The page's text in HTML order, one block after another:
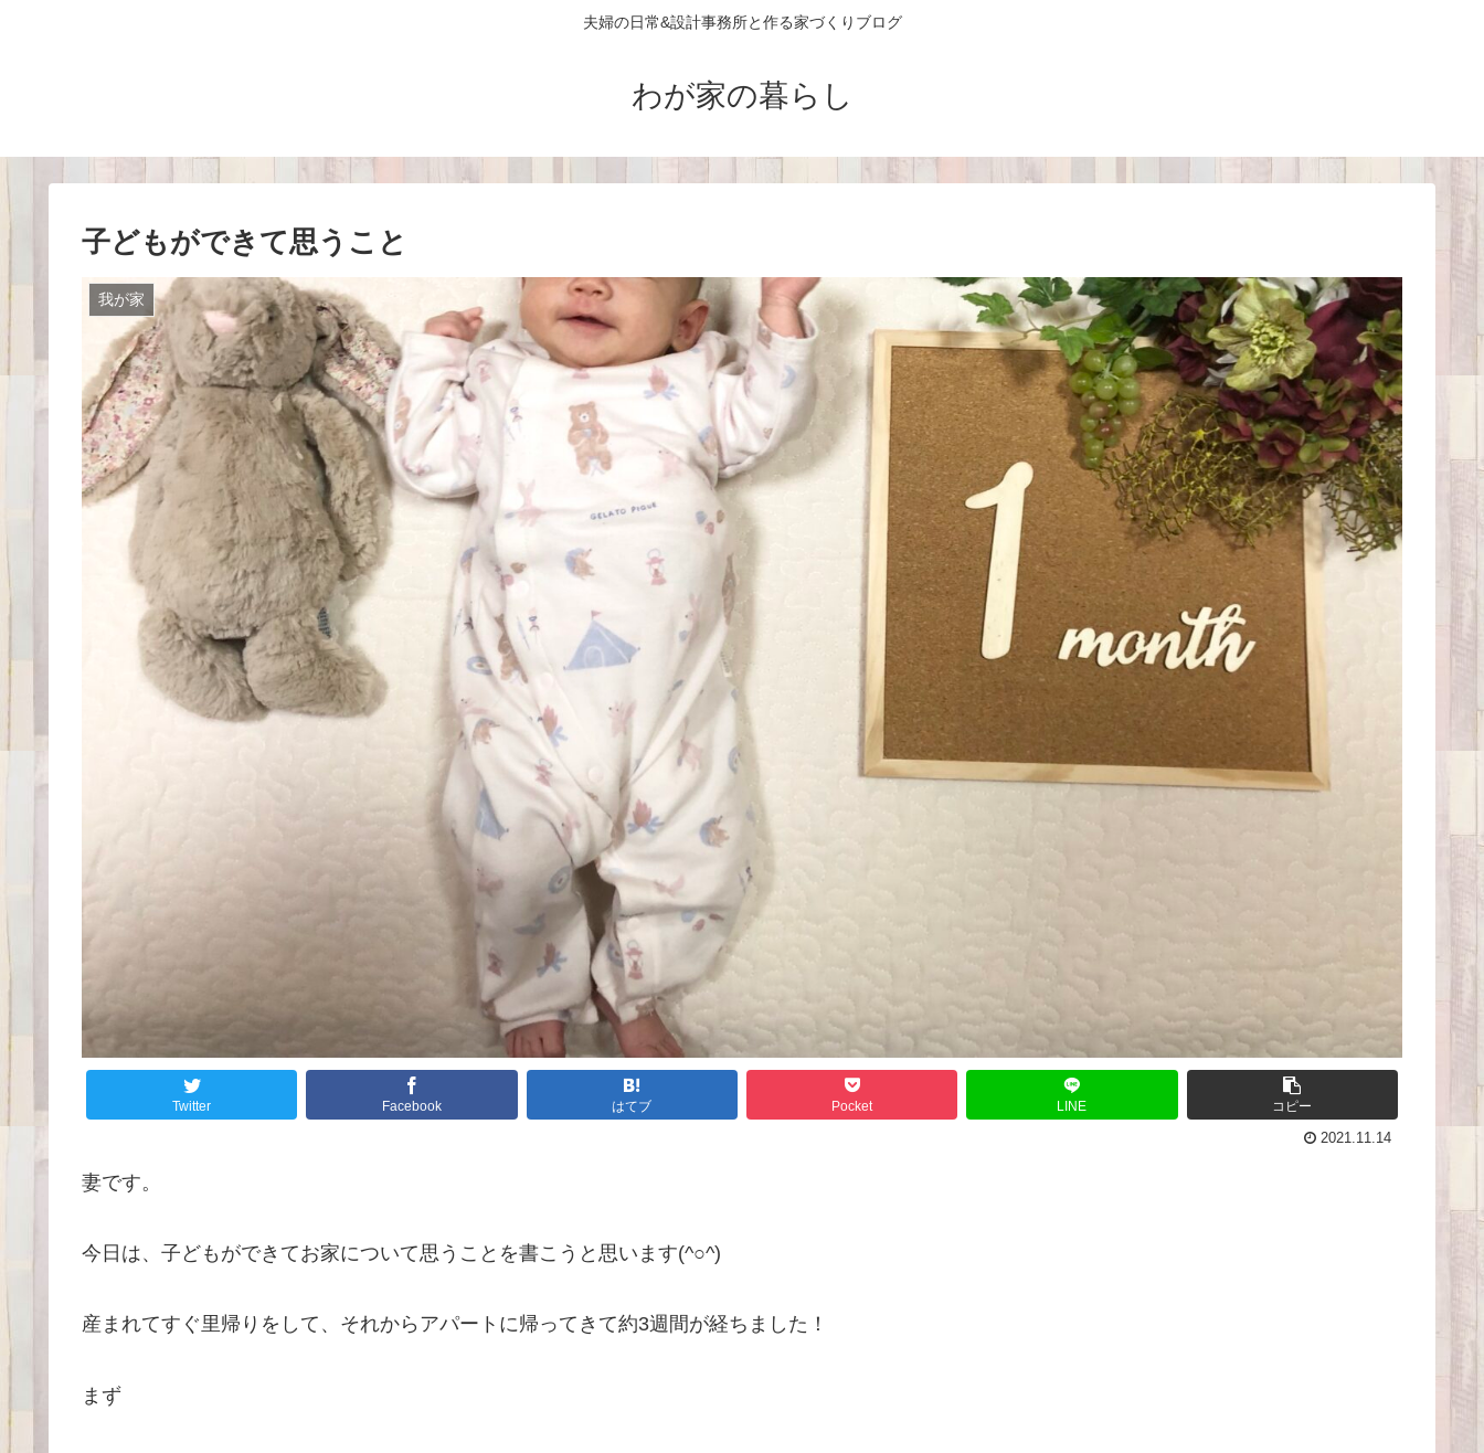
夫婦の日常&設計事務所と作る家づくりブログ
わが家の暮らし
子どもができて思うこと
我が家
Twitter Facebook はてブ Pocket LINE コピー
2021.11.14
妻です。
今日は、子どもができてお家について思うことを書こうと思います(^○^)
産まれてすぐ里帰りをして、それからアパートに帰ってきて約3週間が経ちました！
まず